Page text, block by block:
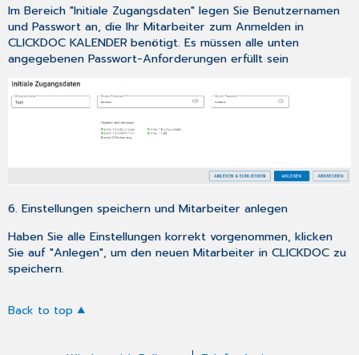
Im Bereich "Initiale Zugangsdaten" legen Sie Benutzernamen
und Passwort an, die Ihr Mitarbeiter zum Anmelden in
CLICKDOC KALENDER benötigt. Es müssen alle unten
angegebenen Passwort-Anforderungen erfüllt sein
6. Einstellungen speichern und Mitarbeiter anlegen
Haben Sie alle Einstellungen korrekt vorgenommen, klicken
Sie auf "Anlegen", um den neuen Mitarbeiter in CLICKDOC zu
speichern.
Back to top